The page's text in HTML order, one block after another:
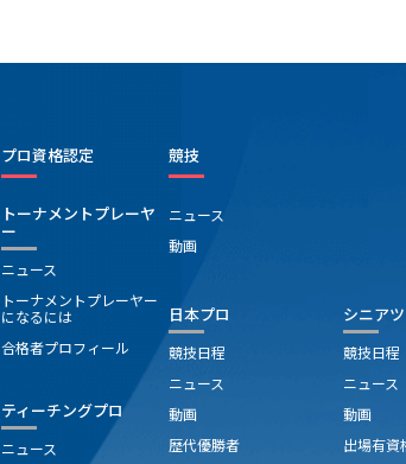
プロ資格認定
トーナメントプレーヤ
ー
ニュース
トーナメントプレーヤー
になるには
合格者プロフィール
ティーチングプロ
ニュース
競技
ニュース
動画
日本プロ
競技日程
ニュース
動画
歴代優勝者
シニア
競技日程
ニュース
動画
出場有資